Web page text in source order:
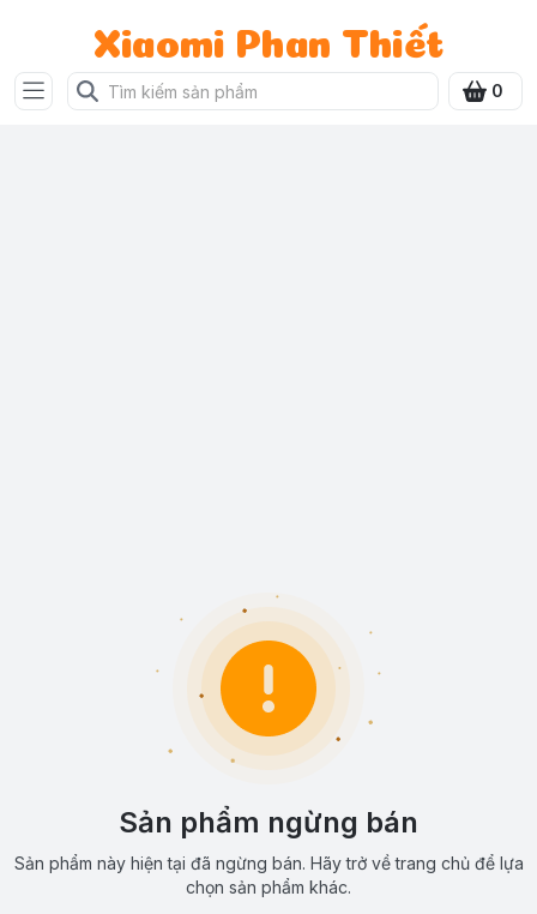
Xiaomi Phan Thiết
0
Sản phẩm ngừng bán
Sản phẩm này hiện tại đã ngừng bán. Hãy trở về trang chủ để lựa
chọn sản phẩm khác.